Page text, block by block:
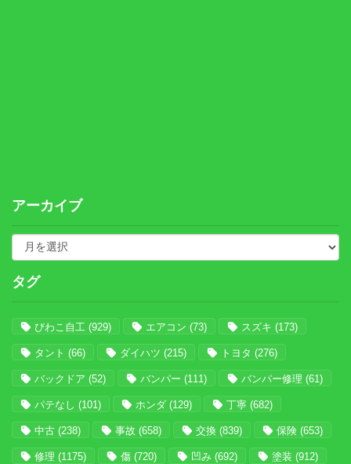
アーカイブ
タグ
びわこ自工 (929) エアコン (73) スズキ (173)
タント (66) ダイハツ (215) トヨタ (276)
バックドア (52) バンパー (111) バンパー修理 (61)
パテなし (101) ホンダ (129) 丁寧 (682)
中古 (238) 事故 (658) 交換 (839) 保険 (653)
修理 (1175) 傷 (720) 凹み (692) 塗装 (912)